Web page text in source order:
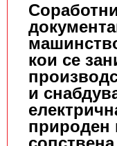
кои се
и
природен